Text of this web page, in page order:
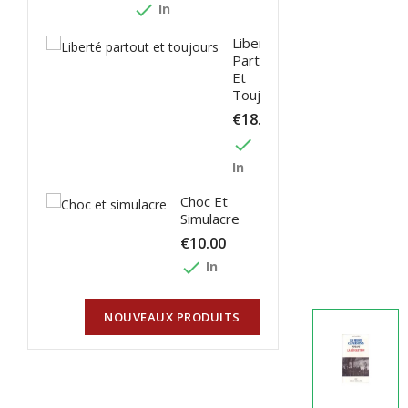
done In
Liberté
Partout
Et
Toujours
€18.00
done
In
Choc Et
Simulacre
€10.00
done In
NOUVEAUX PRODUITS